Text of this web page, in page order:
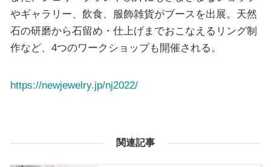
やギャラリー、飲食、服飾雑貨がブースを出展。天然
石の研磨から石留め・仕上げまでおこなえるリング制
作など、4つのワークショップも開催される。
https://newjewelry.jp/nj2022/
関連記事